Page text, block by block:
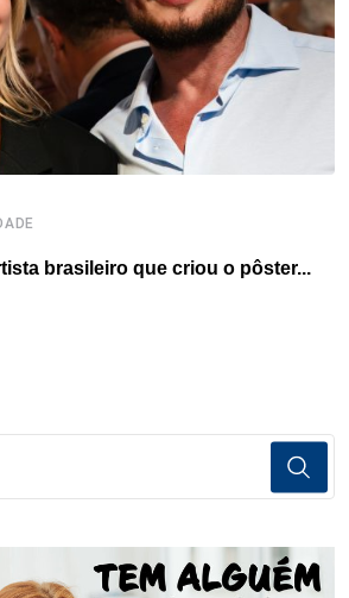
brasileiro que criou o pôster...